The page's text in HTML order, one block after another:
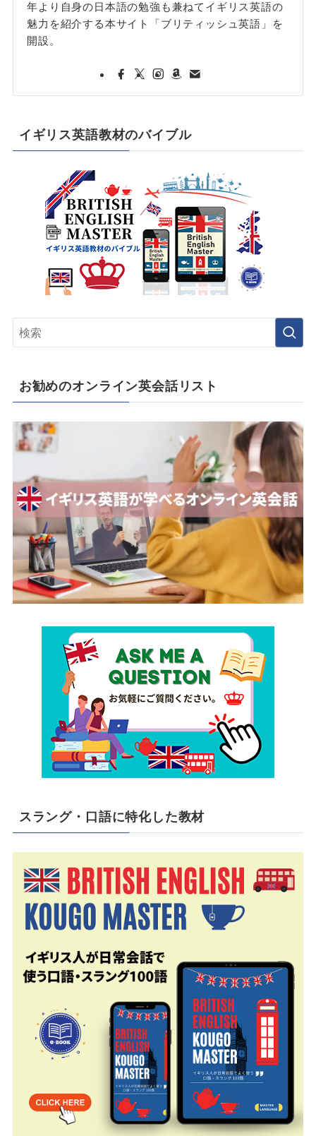
年より自身の日本語の勉強も兼ねてイギリス英語の
魅力を紹介する本サイト「ブリティッシュ英語」を
開設。
イギリス英語教材のバイブル
お勧めのオンライン英会話リスト
スラング・口語に特化した教材